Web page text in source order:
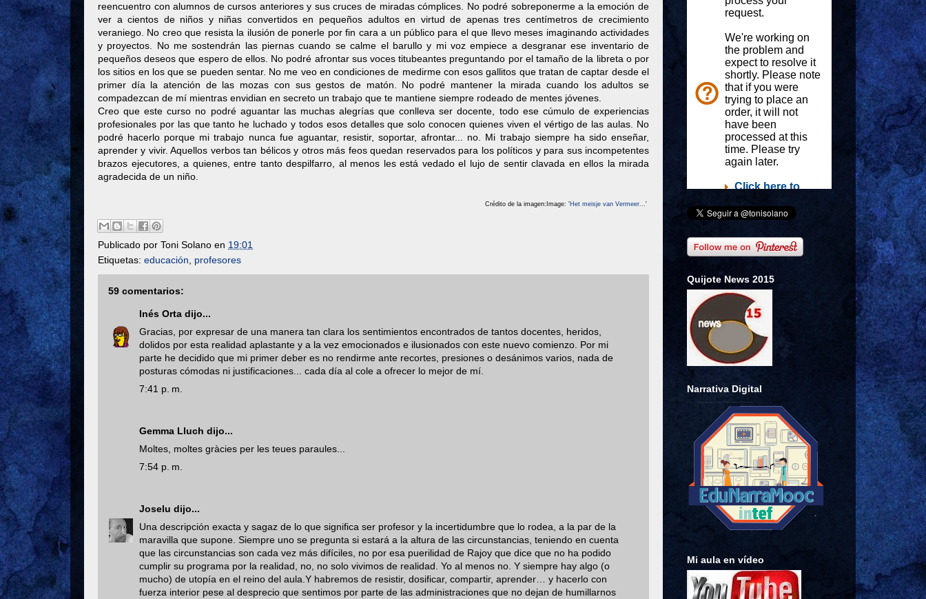
reencuentro con alumnos de cursos anteriores y sus cruces de miradas cómplices. No podré sobreponerme a la emoción de
ver a cientos de niños y niñas convertidos en pequeños adultos en virtud de apenas tres centímetros de crecimiento
veraniego. No creo que resista la ilusión de ponerle por fin cara a un público para el que llevo meses imaginando actividades
y proyectos. No me sostendrán las piernas cuando se calme el barullo y mi voz empiece a desgranar ese inventario de
pequeños deseos que espero de ellos. No podré afrontar sus voces titubeantes preguntando por el tamaño de la libreta o por
los sitios en los que se pueden sentar. No me veo en condiciones de medirme con esos gallitos que tratan de captar desde el
primer día la atención de las mozas con sus gestos de matón. No podré mantener la mirada cuando los adultos se
compadezcan de mí mientras envidian en secreto un trabajo que te mantiene siempre rodeado de mentes jóvenes.
Creo que este curso no podré aguantar las muchas alegrías que conlleva ser docente, todo ese cúmulo de experiencias
profesionales por las que tanto he luchado y todos esos detalles que solo conocen quienes viven el vértigo de las aulas. No
podré hacerlo porque mi trabajo nunca fue aguantar, resistir, soportar, afrontar... no. Mi trabajo siempre ha sido enseñar,
aprender y vivir. Aquellos verbos tan bélicos y otros más feos quedan reservados para los políticos y para sus incompetentes
brazos ejecutores, a quienes, entre tanto despilfarro, al menos les está vedado el lujo de sentir clavada en ellos la mirada
agradecida de un niño.
Crédito de la imagen:Image: 'Het meisje van Vermeer...'
Publicado por Toni Solano en 19:01
Etiquetas: educación profesores
59 comentarios:
Inés Orta dijo...
Gracias, por expresar de una manera tan clara los sentimientos encontrados de tantos docentes, heridos,
dolidos por esta realidad aplastante y a la vez emocionados e ilusionados con este nuevo comienzo. Por mi
parte he decidido que mi primer deber es no rendirme ante recortes, presiones o desánimos varios, nada de
posturas cómodas ni justificaciones... cada día al cole a ofrecer lo mejor de mí.
7:41 p. m.
Gemma Lluch dijo...
Moltes, moltes gràcies per les teues paraules...
7:54 p. m.
Joselu dijo...
Una descripción exacta y sagaz de lo que significa ser profesor y la incertidumbre que lo rodea, a la par de la
maravilla que supone. Siempre uno se pregunta si estará a la altura de las circunstancias, teniendo en cuenta
que las circunstancias son cada vez más difíciles, no por esa puerilidad de Rajoy que dice que no ha podido
cumplir su programa por la realidad, no, no solo vivimos de realidad. Yo al menos no. Y siempre hay algo (o
mucho) de utopía en el reino del aula.Y habremos de resistir, dosificar, compartir, aprender… y hacerlo con
fuerza interior pese al desprecio que sentimos por parte de las administraciones que no dejan de humillarnos
Quijote News 2015
Narrativa Digital
Mi aula en vídeo